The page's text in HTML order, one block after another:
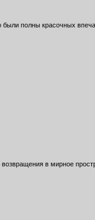
полны красочных
в мирное